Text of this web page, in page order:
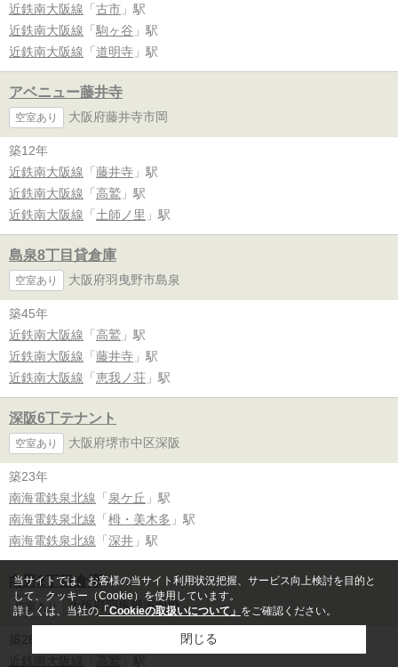
近鉄南大阪線 「 古市 」駅
近鉄南大阪線 「 駒ヶ谷 」駅
近鉄南大阪線 「 道明寺 」駅
アベニュー藤井寺
空室あり 大阪府藤井寺市岡
築12年
近鉄南大阪線 「 藤井寺 」駅
近鉄南大阪線 「 高鷲 」駅
近鉄南大阪線 「 土師ノ里 」駅
島泉8丁目貸倉庫
空室あり 大阪府羽曳野市島泉
築45年
近鉄南大阪線 「 高鷲 」駅
近鉄南大阪線 「 藤井寺 」駅
近鉄南大阪線 「 恵我ノ荘 」駅
深阪6丁テナント
空室あり 大阪府堺市中区深阪
築23年
南海電鉄泉北線 「 泉ケ丘 」駅
南海電鉄泉北線 「 栂・美木多 」駅
南海電鉄泉北線 「 深井 」駅
向野2丁目倉庫
空室あり 大阪府羽曳野市向野
築26年
近鉄南大阪線
高鷲 」駅
当サイトでは、お客様の当サイト利用状況把握、サービス向上検討を目的と
して、クッキー（Cookie）を使用しています。
詳しくは、当社の 「Cookieの取扱いについて」 をご確認ください。
閉じる